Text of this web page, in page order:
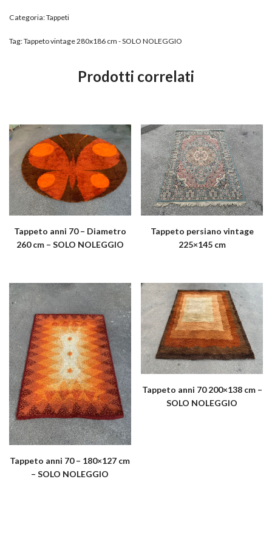
Categoria:Tappeti
Tag:Tappeto vintage 280x186 cm - SOLO NOLEGGIO
Prodotti correlati
Tappeto anni 70 – Diametro
260 cm – SOLO NOLEGGIO
Tappeto persiano vintage
225×145 cm
Tappeto anni 70 – 180×127 cm
– SOLO NOLEGGIO
Tappeto anni 70 200×138 cm –
SOLO NOLEGGIO